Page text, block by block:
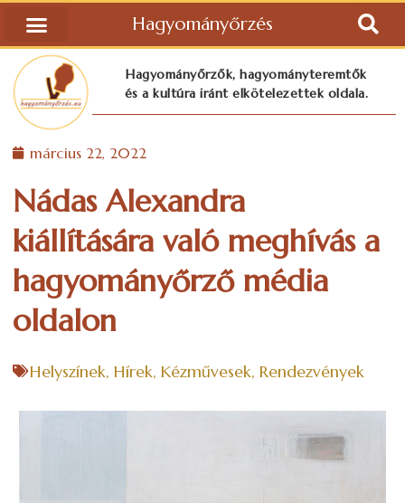
Hagyományőrzés
Hagyományőrzők, hagyományteremtők
és a kultúra iránt elkötelezettek oldala.
március 22, 2022
Nádas Alexandra
kiállítására való meghívás a
hagyományőrző média
oldalon
Helyszínek,Hírek,Kézművesek,Rendezvények